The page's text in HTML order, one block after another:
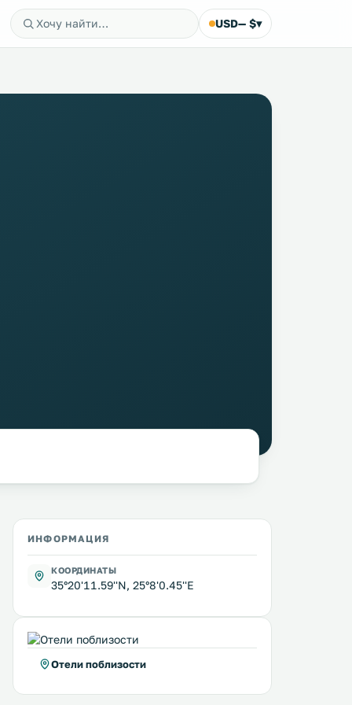
USD— $▾
ИНФОРМАЦИЯ
КООРДИНАТЫ
35°20'11.59''N, 25°8'0.45''E
Отели поблизости